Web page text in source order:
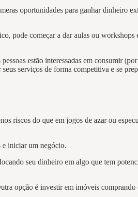
oportunidades para ganhar dinheiro
pode começar a dar aulas ou workshops
estão interessadas em consumir
serviços de forma competitiva e se
riscos do que em jogos de azar ou
e iniciar um negócio.
seu dinheiro em algo que tem
opção é investir em imóveis